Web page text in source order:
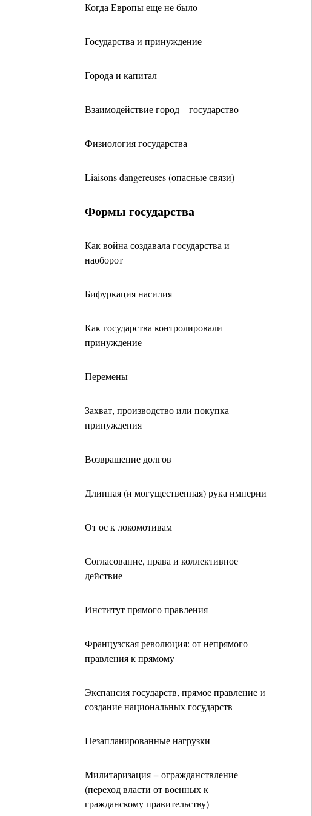
Когда Европы еще не было
Государства и принуждение
Города и капитал
Взаимодействие город—государство
Физиология государства
Liaisons dangereuses (опасные связи)
Формы государства
Как война создавала государства и
наоборот
Бифуркация насилия
Как государства контролировали
принуждение
Перемены
Захват, производство или покупка
принуждения
Возвращение долгов
Длинная (и могущественная) рука империи
От ос к локомотивам
Согласование, права и коллективное
действие
Институт прямого правления
Французская революция: от непрямого
правления к прямому
Экспансия государств, прямое правление и
создание национальных государств
Незапланированные нагрузки
Милитаризация = огражданствление
(переход власти от военных к
гражданскому правительству)